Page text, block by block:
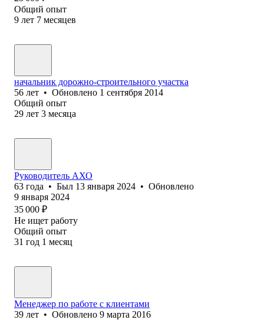
Общий опыт
9 лет 7 месяцев
начальник дорожно-строительного участка
56 лет • Обновлено 1 сентября 2014
Общий опыт
29 лет 3 месяца
Руководитель АХО
63 года • Был 13 января 2024 • Обновлено
9 января 2024
35 000 ₽
Не ищет работу
Общий опыт
31 год 1 месяц
Менеджер по работе с клиентами
39 лет • Обновлено 9 марта 2016